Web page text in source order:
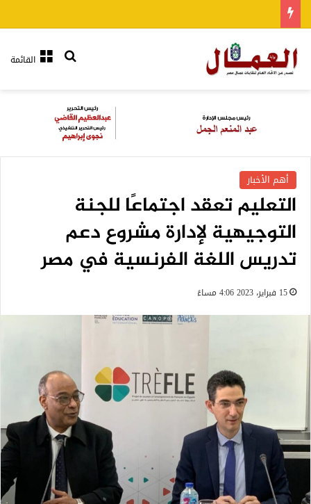
القائمةبحث عن
أهم الأخبار
التعليم تعقد اجتماعًا للجنة
التوجيهية لإدارة مشروع دعم
تدريس اللغة الفرنسية في مصر
15 فبراير، 2023 4:06 مساءً